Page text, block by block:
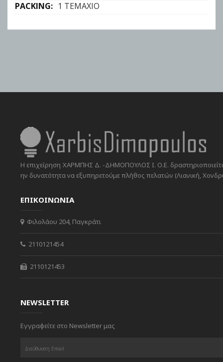
1 ΤΕΜΑΧΙΟ
Η επιχείρηση ΧΑΡΜΠΗΣ Δ. -ΔΗΜΟΠΟΥΛΟΣ Ι. Ο.Ε.
ην δυνατότητα να εξυπηρετούμε πλήθος πελατών (Λιανική,
ΕΠΙΚΟΙΝΩΝΙΑ
Φιλολάου 204, Παγκράτι
2110121454
2110121453
NEWSLETTER
Εγγραφείτε στο Newsletter μας